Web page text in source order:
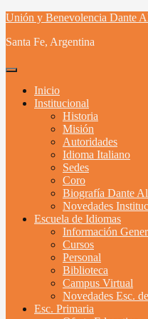
Skip
content
Unión y Benevolencia Dante
Santa Fe, Argentina
Inicio
Institucional
Historia
Misión
Autoridades
Idioma Italiano
Sedes
Coro
Biografía Dante
Novedades
Escuela de Idiomas
Información
Cursos
Personal
Biblioteca
Campus Virtual
Novedades Esc.
Esc. Primaria